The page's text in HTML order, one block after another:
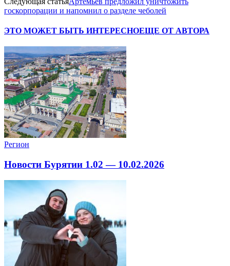
госкорпорации и напомнил о разделе чеболей
ЭТО МОЖЕТ БЫТЬ ИНТЕРЕСНОЕЩЕ ОТ АВТОРА
Регион
Новости Бурятии 1.02 — 10.02.2026